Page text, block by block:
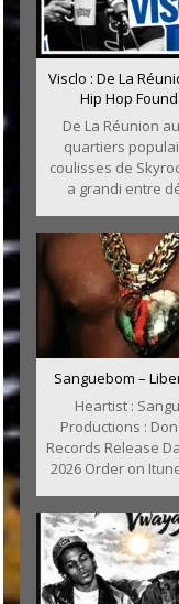
Visclo : De La
Hip Hop
De La Réunion
quartiers
coulisses de
a grandi entre
Sanguebom –
Heartist :
Productions :
Records Release
2026 Order on